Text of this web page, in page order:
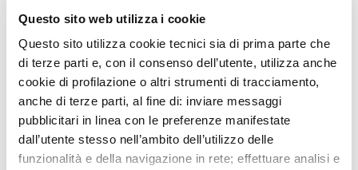
Questo sito web utilizza i cookie
Questo sito utilizza cookie tecnici sia di prima parte che
di terze parti e, con il consenso dell’utente, utilizza anche
cookie di profilazione o altri strumenti di tracciamento,
anche di terze parti, al fine di: inviare messaggi
pubblicitari in linea con le preferenze manifestate
dall’utente stesso nell’ambito dell’utilizzo delle
funzionalità e della navigazione in rete; effettuare analisi e
I prossimi eventi
Gli appuntamenti della settimana